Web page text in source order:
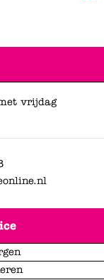
vrijdag